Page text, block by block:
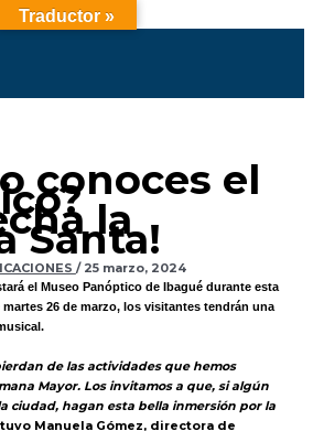
conoces el
la
Santa!
/ 25 marzo, 2024
el Museo Panóptico de Ibagué durante esta
martes 26 de marzo, los visitantes tendrán una
de las actividades que hemos
Mayor. Los invitamos a que, si algún
ciudad, hagan esta bella inmersión por la
Manuela Gómez, directora de
Traductor »